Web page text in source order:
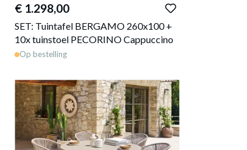
€ 1.298,00
SET: Tuintafel BERGAMO 260x100 +
10x tuinstoel PECORINO Cappuccino
Op bestelling